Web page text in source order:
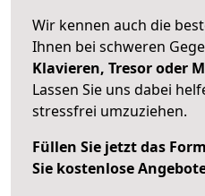
Wir kennen auch die
Ihnen bei schweren
Klavieren, Tresor oder
Lassen Sie uns dabei
stressfrei umzuziehen.
Füllen Sie jetzt das
Sie kostenlose